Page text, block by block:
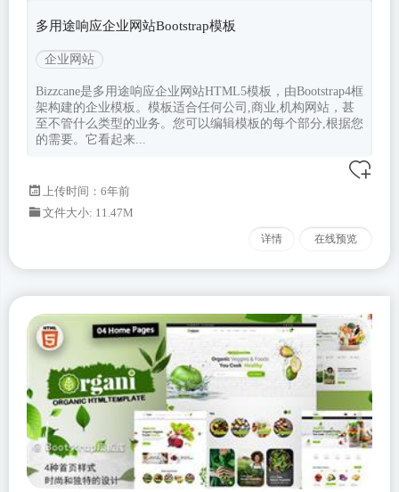
多用途响应企业网站Bootstrap模板
企业网站
Bizzcane是多用途响应企业网站HTML5模板，由Bootstrap4框
架构建的企业模板。模板适合任何公司,商业,机构网站，甚
至不管什么类型的业务。您可以编辑模板的每个部分,根据您
的需要。它看起来...
上传时间：6年前
文件大小: 11.47M
详情 在线预览